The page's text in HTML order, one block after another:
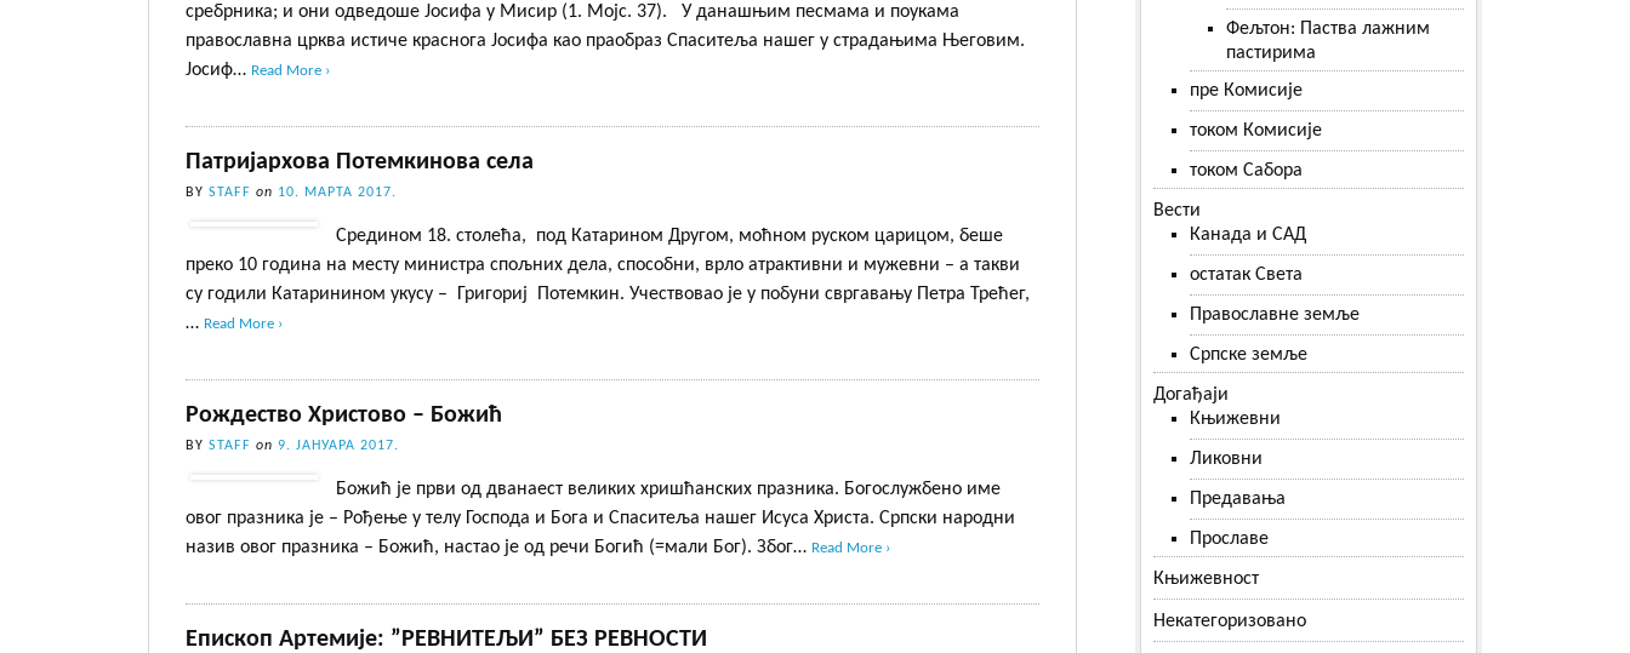
сребрника; и они одведоше Јосифа у Мисир (1. Мојс. 37). У данашњим песмама и поукама
православна црква истиче краснога Јосифа као праобраз Спаситеља нашег у страдањима Његовим.
Јосиф… Read More ›
Патријархова Потемкинова села
BY STAFF on 10. МАРТА 2017.
Средином 18. столећа, под Катарином Другом, моћном руском царицом, беше
преко 10 година на месту министра спољних дела, способни, врло атрактивни и мужевни – а такви
су годили Катаринином укусу – Григориј Потемкин. Учествовао је у побуни свргавању Петра Трећег,
… Read More ›
Рождество Христово – Бοжић
BY STAFF on 9. ЈАНУАРА 2017.
Божић је први од дванаест великих хришћанских празника. Богослужбено име
овог празника је – Рођење у телу Господа и Бога и Спаситеља нашег Исуса Христа. Српски народни
назив овог празника – Божић, настао је од речи Богић (=мали Бог). Због… Read More ›
Епископ Артемије: ”РЕВНИТЕЉИ” БЕЗ РЕВНОСТИ
Фељтон: Паства лажним
пастирима
пре Комисије
током Комисије
током Сабора
Вести
Канада и САД
остатак Света
Православне земље
Српске земље
Догађаји
Књижевни
Ликовни
Предавања
Прославе
Књижевност
Некатегоризовано